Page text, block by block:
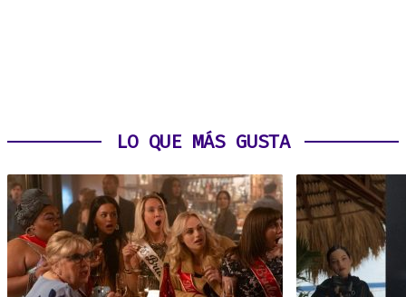
LO QUE MÁS GUSTA